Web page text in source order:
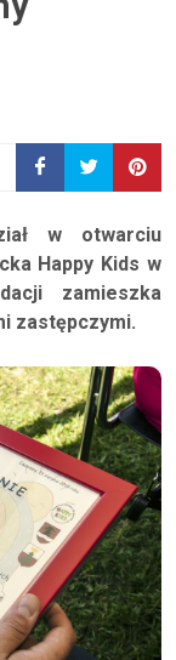
w otwarciu
Happy Kids w
zamieszka
zastępczymi.